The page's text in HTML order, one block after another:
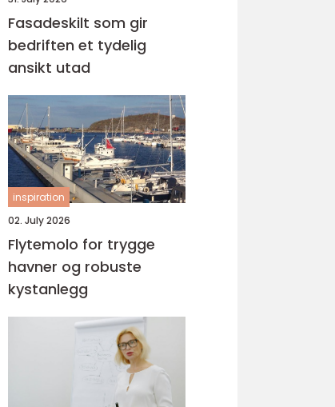
Fasadeskilt som gir
bedriften et tydelig
ansikt utad
inspiration
02. July 2026
Flytemolo for trygge
havner og robuste
kystanlegg